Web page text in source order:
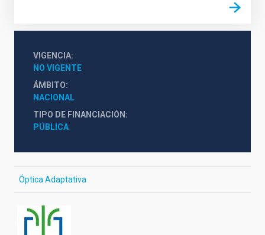
VIGENCIA
NO VIGENTE
ÁMBITO
NACIONAL
TIPO DE FINANCIACIÓN
PÚBLICA
Óptica Adaptativa